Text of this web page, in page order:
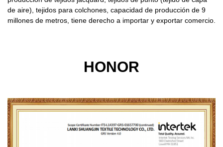
de aire), tejidos para colchones, capacidad de producción de 9
millones de metros, tiene derecho a importar y exportar comercio.
HONOR